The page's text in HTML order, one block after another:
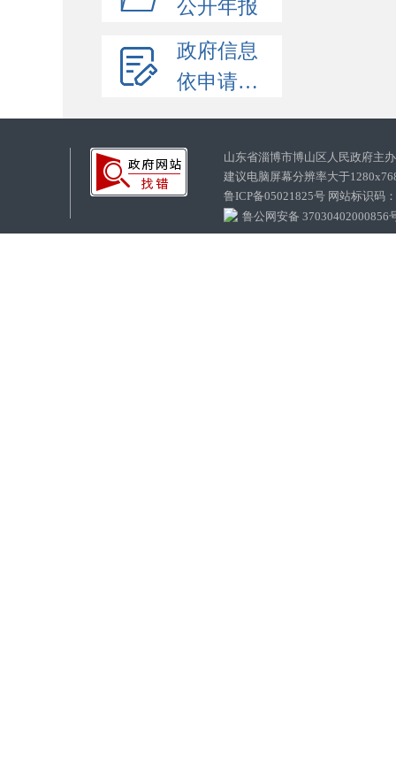
公开年报
政府信息
依申请公开
山东省淄博市博山区人民政府
建议电脑屏幕分辨率大于
鲁ICP备05021825号 网站标识码
鲁公网安备 37030402000856